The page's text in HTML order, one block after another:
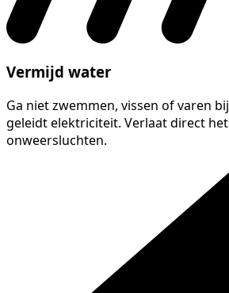
Vermijd water
Ga niet zwemmen, vissen of varen
geleidt elektriciteit. Verlaat direct
onweersluchten.